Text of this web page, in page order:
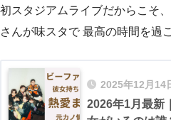
初スタジアムライブだからこそ
さんが味スタで 最高の時間を過
2025年12月14
2026年1月最新